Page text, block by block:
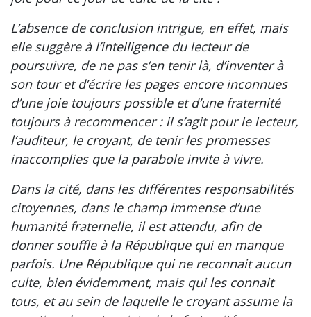
L’absence de conclusion intrigue, en effet, mais
elle suggère à l’intelligence du lecteur de
poursuivre, de ne pas s’en tenir là, d’inventer à
son tour et d’écrire les pages encore inconnues
d’une joie toujours possible et d’une fraternité
toujours à recommencer : il s’agit pour le lecteur,
l’auditeur, le croyant, de tenir les promesses
inaccomplies que la parabole invite à vivre.
Dans la cité, dans les différentes responsabilités
citoyennes, dans le champ immense d’une
humanité fraternelle, il est attendu, afin de
donner souffle à la République qui en manque
parfois. Une République qui ne reconnait aucun
culte, bien évidemment, mais qui les connait
tous, et au sein de laquelle le croyant assume la